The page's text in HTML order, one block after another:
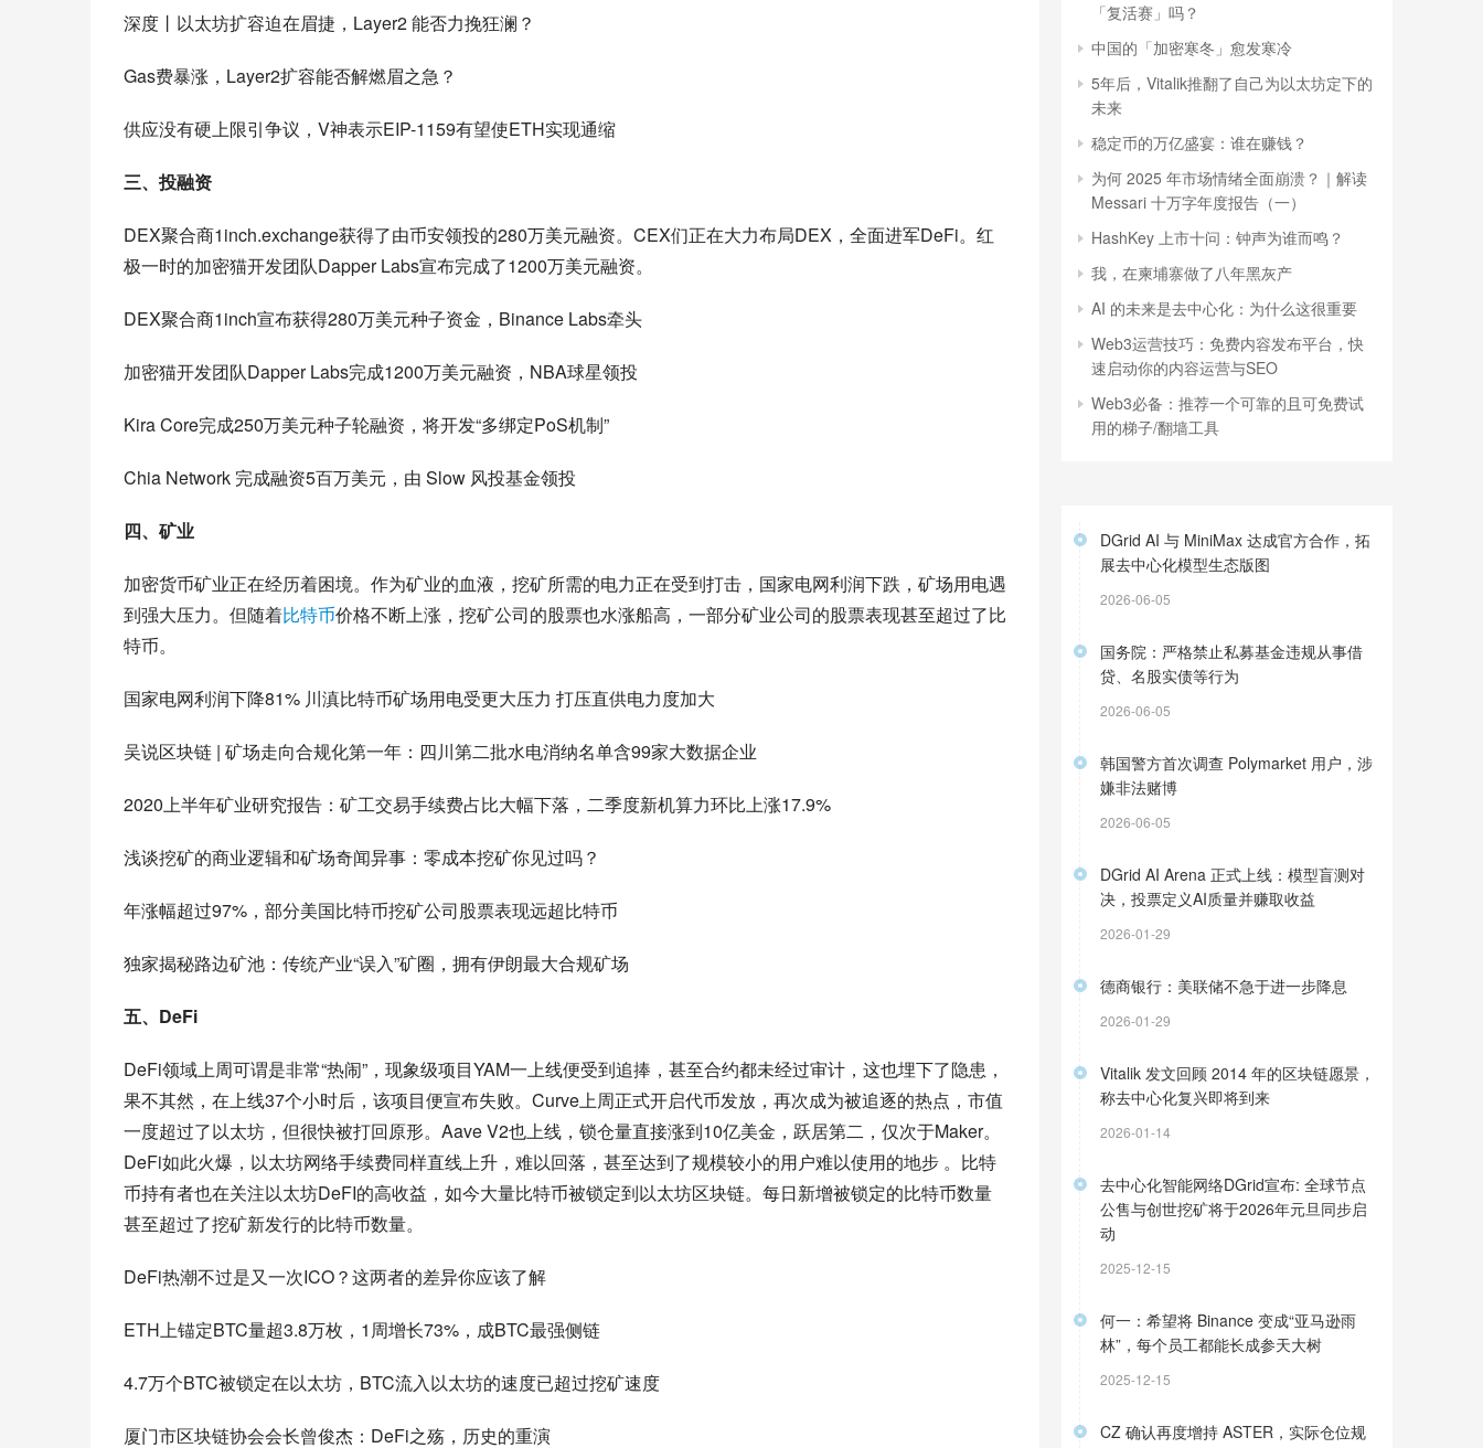
深度丨以太坊扩容迫在眉捷，Layer2 能否力挽狂澜？
Gas费暴涨，Layer2扩容能否解燃眉之急？
供应没有硬上限引争议，V神表示EIP-1159有望使ETH实现通缩
三、投融资
DEX聚合商1inch.exchange获得了由币安领投的280万美元融资。CEX们正在大力布局DEX，全面进军DeFi。红
极一时的加密猫开发团队Dapper Labs宣布完成了1200万美元融资。
DEX聚合商1inch宣布获得280万美元种子资金，Binance Labs牵头
加密猫开发团队Dapper Labs完成1200万美元融资，NBA球星领投
Kira Core完成250万美元种子轮融资，将开发“多绑定PoS机制”
Chia Network 完成融资5百万美元，由 Slow 风投基金领投
四、矿业
加密货币矿业正在经历着困境。作为矿业的血液，挖矿所需的电力正在受到打击，国家电网利润下跌，矿场用电遇
到强大压力。但随着比特币价格不断上涨，挖矿公司的股票也水涨船高，一部分矿业公司的股票表现甚至超过了比
特币。
国家电网利润下降81% 川滇比特币矿场用电受更大压力 打压直供电力度加大
吴说区块链 | 矿场走向合规化第一年：四川第二批水电消纳名单含99家大数据企业
2020上半年矿业研究报告：矿工交易手续费占比大幅下落，二季度新机算力环比上涨17.9%
浅谈挖矿的商业逻辑和矿场奇闻异事：零成本挖矿你见过吗？
年涨幅超过97%，部分美国比特币挖矿公司股票表现远超比特币
独家揭秘路边矿池：传统产业“误入”矿圈，拥有伊朗最大合规矿场
五、DeFi
DeFi领域上周可谓是非常“热闹”，现象级项目YAM一上线便受到追捧，甚至合约都未经过审计，这也埋下了隐患，
果不其然，在上线37个小时后，该项目便宣布失败。Curve上周正式开启代币发放，再次成为被追逐的热点，市值
一度超过了以太坊，但很快被打回原形。Aave V2也上线，锁仓量直接涨到10亿美金，跃居第二，仅次于Maker。
DeFi如此火爆，以太坊网络手续费同样直线上升，难以回落，甚至达到了规模较小的用户难以使用的地步 。比特
币持有者也在关注以太坊DeFI的高收益，如今大量比特币被锁定到以太坊区块链。每日新增被锁定的比特币数量
甚至超过了挖矿新发行的比特币数量。
DeFi热潮不过是又一次ICO？这两者的差异你应该了解
ETH上锚定BTC量超3.8万枚，1周增长73%，成BTC最强侧链
4.7万个BTC被锁定在以太坊，BTC流入以太坊的速度已超过挖矿速度
厦门市区块链协会会长曾俊杰：DeFi之殇，历史的重演
「复活赛」吗？
中国的「加密寒冬」愈发寒冷
5年后，Vitalik推翻了自己为以太坊定下的
未来
稳定币的万亿盛宴：谁在赚钱？
为何 2025 年市场情绪全面崩溃？｜解读
Messari 十万字年度报告（一）
HashKey 上市十问：钟声为谁而鸣？
我，在柬埔寨做了八年黑灰产
AI 的未来是去中心化：为什么这很重要
Web3运营技巧：免费内容发布平台，快
速启动你的内容运营与SEO
Web3必备：推荐一个可靠的且可免费试
用的梯子/翻墙工具
DGrid AI 与 MiniMax 达成官方合作，拓
展去中心化模型生态版图
2026-06-05
国务院：严格禁止私募基金违规从事借
贷、名股实债等行为
2026-06-05
韩国警方首次调查 Polymarket 用户，涉
嫌非法赌博
2026-06-05
DGrid AI Arena 正式上线：模型盲测对
决，投票定义AI质量并赚取收益
2026-01-29
德商银行：美联储不急于进一步降息
2026-01-29
Vitalik 发文回顾 2014 年的区块链愿景，
称去中心化复兴即将到来
2026-01-14
去中心化智能网络DGrid宣布: 全球节点
公售与创世挖矿将于2026年元旦同步启
动
2025-12-15
何一：希望将 Binance 变成“亚马逊雨
林”，每个员工都能长成参天大树
2025-12-15
CZ 确认再度增持 ASTER，实际仓位规